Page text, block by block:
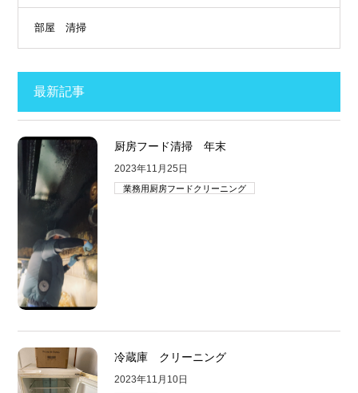
部屋 清掃
最新記事
厨房フード清掃 年末
2023年11月25日
業務用厨房フードクリーニング
冷蔵庫 クリーニング
2023年11月10日